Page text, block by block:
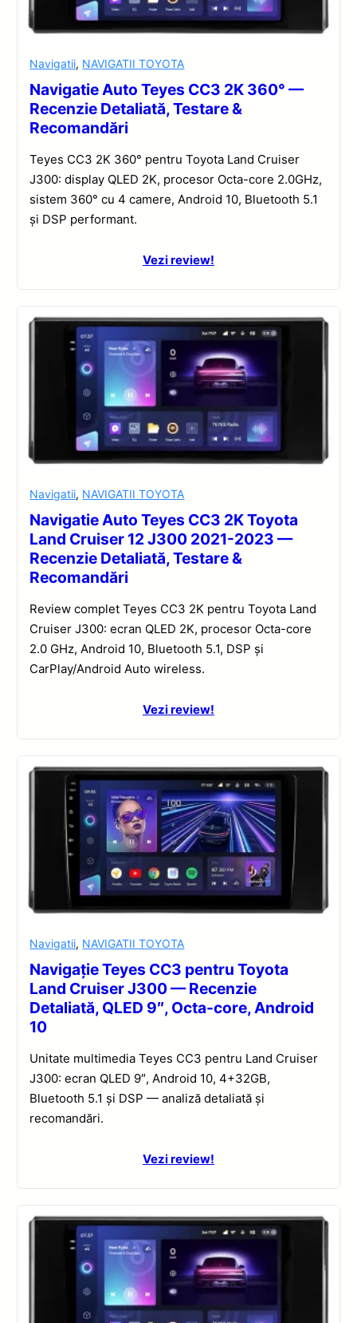
Navigatii, NAVIGATII TOYOTA
Navigatie Auto Teyes CC3 2K 360° —
Recenzie Detaliată, Testare &
Recomandări
Teyes CC3 2K 360° pentru Toyota Land Cruiser
J300: display QLED 2K, procesor Octa-core 2.0GHz,
sistem 360° cu 4 camere, Android 10, Bluetooth 5.1
și DSP performant.
Vezi review!
Navigatii, NAVIGATII TOYOTA
Navigatie Auto Teyes CC3 2K Toyota
Land Cruiser 12 J300 2021-2023 —
Recenzie Detaliată, Testare &
Recomandări
Review complet Teyes CC3 2K pentru Toyota Land
Cruiser J300: ecran QLED 2K, procesor Octa-core
2.0 GHz, Android 10, Bluetooth 5.1, DSP și
CarPlay/Android Auto wireless.
Vezi review!
Navigatii, NAVIGATII TOYOTA
Navigație Teyes CC3 pentru Toyota
Land Cruiser J300 — Recenzie
Detaliată, QLED 9″, Octa-core, Android
10
Unitate multimedia Teyes CC3 pentru Land Cruiser
J300: ecran QLED 9″, Android 10, 4+32GB,
Bluetooth 5.1 și DSP — analiză detaliată și
recomandări.
Vezi review!